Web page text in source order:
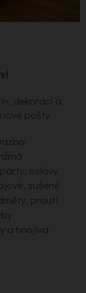
dekorací a
pošty.
oslavy
sušené
proutí
a hnojiva